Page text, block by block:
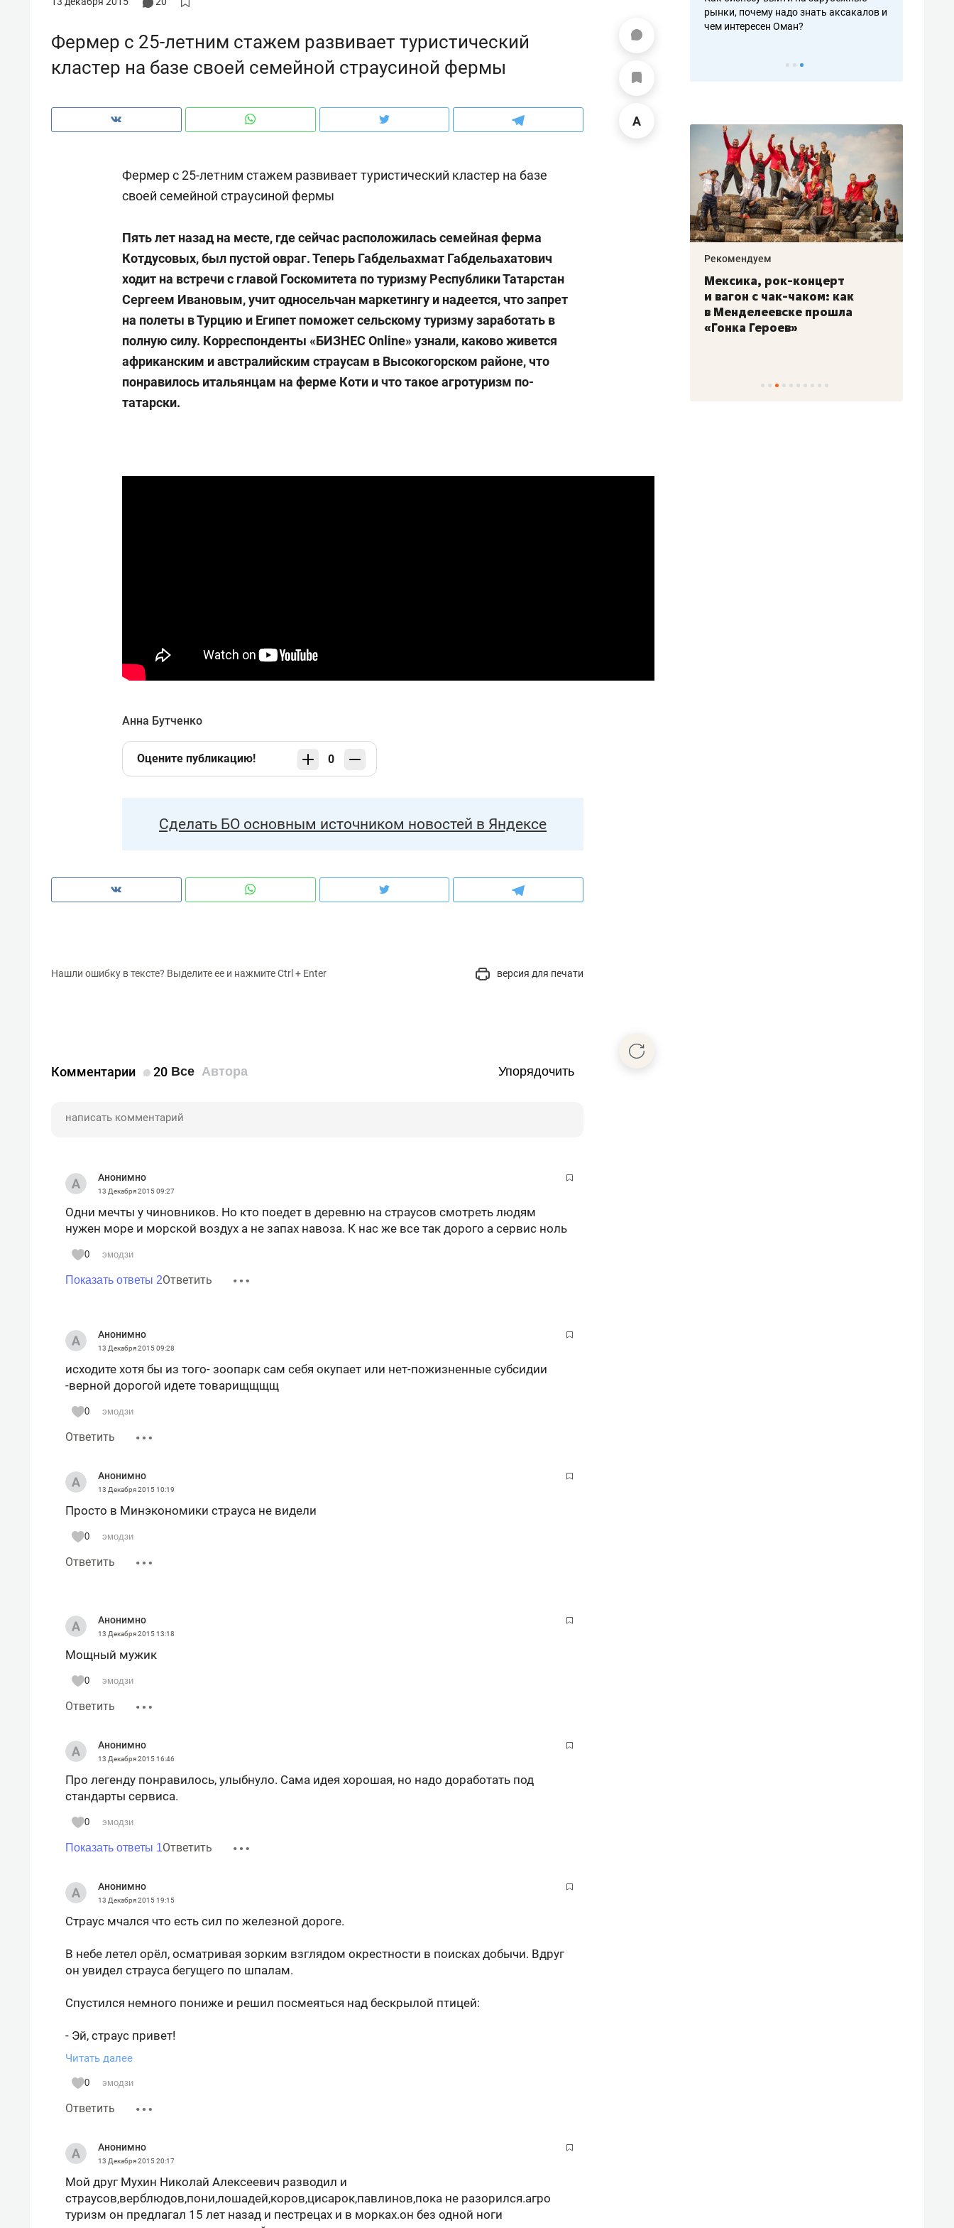
Фермер с 25-летним стажем развивает туристический
кластер на базе своей семейной страусиной фермы
Фермер с 25-летним стажем развивает туристический кластер на базе
своей семейной страусиной фермы
Пять лет назад на месте, где сейчас расположилась семейная ферма
Котдусовых, был пустой овраг. Теперь Габдельахмат Габдельахатович
ходит на встречи с главой Госкомитета по туризму Республики Татарстан
Сергеем Ивановым, учит односельчан маркетингу и надеется, что запрет
на полеты в Турцию и Египет поможет сельскому туризму заработать в
полную силу. Корреспонденты «БИЗНЕС Online» узнали, каково живется
африканским и австралийским страусам в Высокогорском районе, что
понравилось итальянцам на ферме Коти и что такое агротуризм по-
татарски.
Анна Бутченко
Оцените публикацию! 0
Сделать БО основным источником новостей в Яндексе
Нашли ошибку в тексте? Выделите ее и нажмите Ctrl + Enter версия для печати
Комментарии 20 Все Автора Упорядочить
Анонимно
13 Декабря 201509:27
Одни мечты у чиновников. Но кто поедет в деревню на страусов смотреть людям
нужен море и морской воздух а не запах навоза. К нас же все так дорого а сервис ноль
0 эмодзи
Показать ответы 2Ответить
Анонимно
13 Декабря 201509:28
исходите хотя бы из того- зоопарк сам себя окупает или нет-пожизненные субсидии
-верной дорогой идете товарищщщщ
0 эмодзи
Ответить
Анонимно
13 Декабря 201510:19
Просто в Минэкономики страуса не видели
0 эмодзи
Ответить
Анонимно
13 Декабря 201513:18
Мощный мужик
0 эмодзи
Ответить
Анонимно
13 Декабря 201516:46
Про легенду понравилось, улыбнуло. Сама идея хорошая, но надо доработать под
стандарты сервиса.
0 эмодзи
Показать ответы 1Ответить
Анонимно
13 Декабря 201519:15
Страус мчался что есть сил по железной дороге.
В небе летел орёл, осматривая зорким взглядом окрестности в поисках добычи. Вдруг
он увидел страуса бегущего по шпалам.
Спустился немного пониже и решил посмеяться над бескрылой птицей:
- Эй, страус привет!
- Взлетай уж давай, покружим вместе над прериями.
- Ноги-то не намял? Люди-то в кроссовках бегают, а ты босой. Хы-хы-хы..
- О себе думай, Орел. А то крылышки пообтреплешь и шмякнешься.
Читать далее
0 эмодзи
Ответить
Анонимно
13 Декабря 201520:17
Мой друг Мухин Николай Алексеевич разводил и
страусов,верблюдов,пони,лошадей,коров,цисарок,павлинов,пока не разорился.агро
туризм он предлагал 15 лет назад и пестрецах и в морках.он без одной ноги
рынки, почему надо знать аксакалов и
чем интересен Оман?
Рекомендуем
Как ГК «МИР ГРУПП» и ВТБ
создают оазис жилого
комфорта под Казанью
Рекомендуем
150 камер до квартиры и Face
ID вместо ключа: какой будет
безопасность в ЖК «Нова»
Рекомендуем
Опыт выживания в дикой
природе, работа
с ментальным и физическим
состоянием как основа
антихрупких команд
Рекомендуем
Мексика, рок-концерт
и вагон с чак-чаком: как
в Менделеевске прошла
«Гонка Героев»